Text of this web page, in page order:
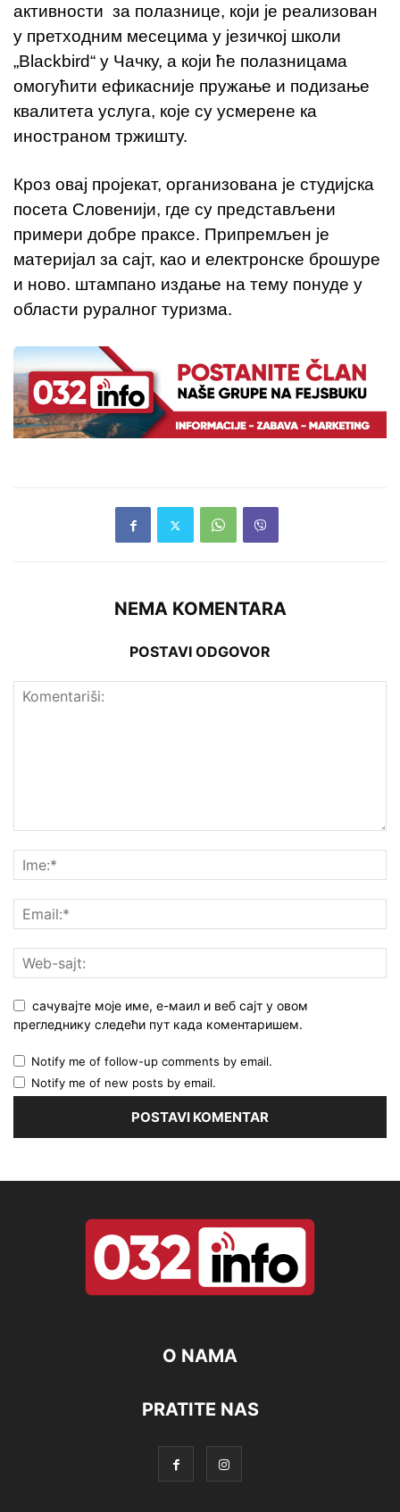
активности за полазнице, који је реализован
у претходним месецима у језичкој школи
„Blackbird“ у Чачку, а који ће полазницама
омогућити ефикасније пружање и подизање
квалитета услуга, које су усмерене ка
иностраном тржишту.
Кроз овај пројекат, организована је студијска
посета Словенији, где су представљени
примери добре праксе. Припремљен је
материјал за сајт, као и електронске брошуре
и ново. штампано издање на тему понуде у
области руралног туризма.
NEMA KOMENTARA
POSTAVI ODGOVOR
сачувајте моје име, е-маил и веб сајт у овом
прегледнику следећи пут када коментаришем.
Notify me of follow-up comments by email.
Notify me of new posts by email.
O NAMA
PRATITE NAS